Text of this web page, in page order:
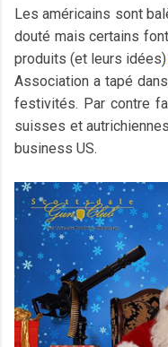
Les américains sont
douté mais certains
produits (et leurs idées)
Association a tapé
festivités. Par contre
suisses et
business US.